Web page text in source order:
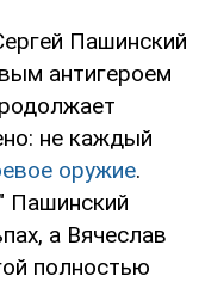
Пашинский
антигероем
не каждый
оружие.
Пашинский
а Вячеслав
полностью